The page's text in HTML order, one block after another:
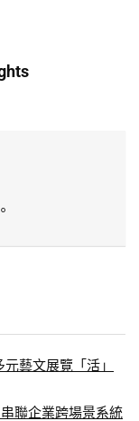
藝文展覽「活」
聯企業跨場景系統